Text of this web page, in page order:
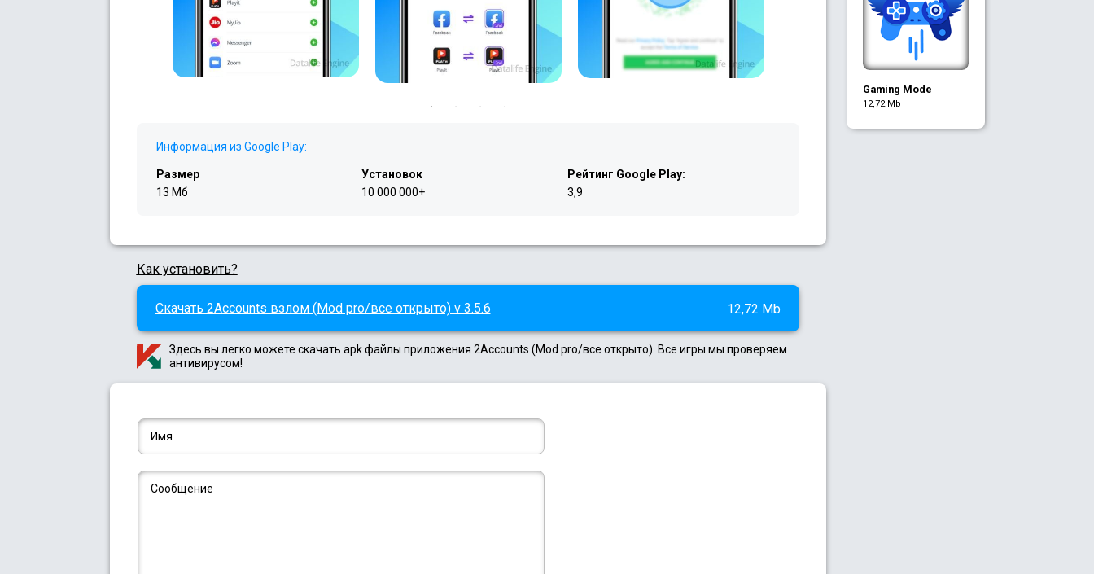
Информация из Google Play:
Размер
13 Мб
Установок
10 000 000+
Рейтинг Google Play:
3,9
Как установить?
Скачать 2Accounts взлом (Mod pro/все открыто) v 3.5.6 12,72 Mb
Здесь вы легко можете скачать apk файлы приложения 2Accounts (Mod pro/все открыто). Все игры мы проверяем
антивирусом!
Gaming Mode
12,72 Mb